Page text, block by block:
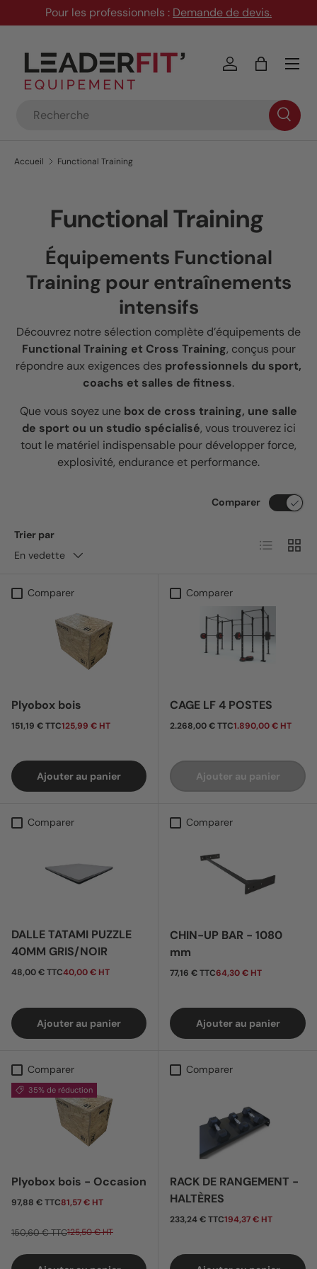
Aller au contenu
Pour les professionnels : Demande de devis.
Se connecter
Panier
Menu
Accueil Functional Training
Functional Training
Équipements Functional
Training pour entraînements
intensifs
Découvrez notre sélection complète d’équipements de
Functional Training et Cross Training, conçus pour
répondre aux exigences des professionnels du sport,
coachs et salles de fitness.
Que vous soyez une box de cross training, une salle
de sport ou un studio spécialisé, vous trouverez ici
tout le matériel indispensable pour développer force,
explosivité, endurance et performance.
Trier par
En vedette
Comparer
Liste Grille
Comparer
Plyobox bois
Prix habituel
151,19 € TTC125,99 € HT
Ajouter au panier
Comparer
CAGE LF 4 POSTES
Prix habituel
2.268,00 € TTC1.890,00 € HT
Ajouter au panier
Comparer
DALLE TATAMI PUZZLE
40MM GRIS/NOIR
Prix habituel
48,00 € TTC40,00 € HT
Ajouter au panier
Comparer
CHIN-UP BAR - 1080
mm
Prix habituel
77,16 € TTC64,30 € HT
Ajouter au panier
Comparer
35% de réduction
Plyobox bois - Occasion
Prix soldé
97,88 € TTC81,57 € HT
150,60 € TTC125,50 € HT
Comparer
RACK DE RANGEMENT -
HALTÈRES
Prix habituel
233,24 € TTC194,37 € HT